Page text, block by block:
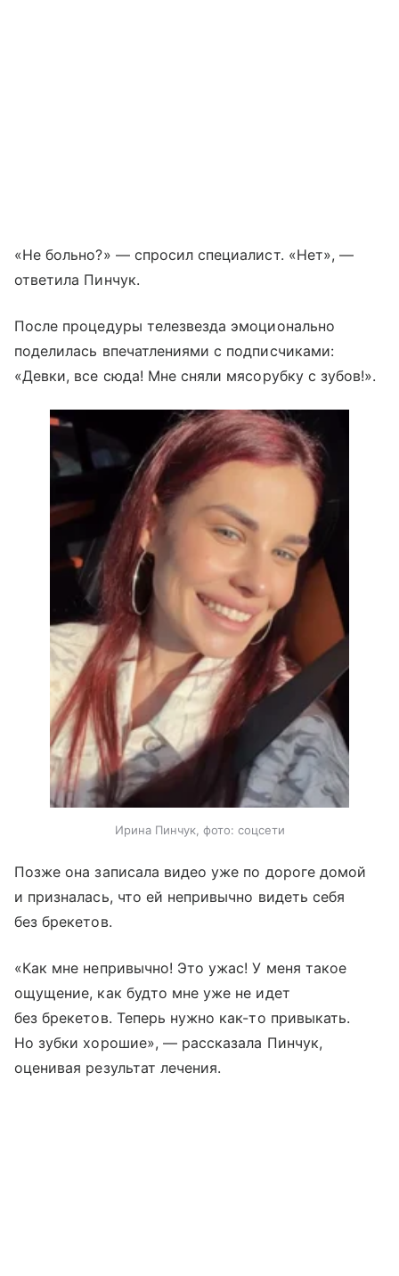
«Не больно?» — спросил специалист. «Нет», —
ответила Пинчук.
После процедуры телезвезда эмоционально
поделилась впечатлениями с подписчиками:
«Девки, все сюда! Мне сняли мясорубку с зубов!».
Ирина Пинчук, фото: соцсети
Позже она записала видео уже по дороге домой
и призналась, что ей непривычно видеть себя
без брекетов.
«Как мне непривычно! Это ужас! У меня такое
ощущение, как будто мне уже не идет
без брекетов. Теперь нужно как-то привыкать.
Но зубки хорошие», — рассказала Пинчук,
оценивая результат лечения.